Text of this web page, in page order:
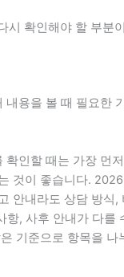
시 확인해야 할 부분
내용을 볼 때 필요한
확인할 때는 가장 먼
것이 좋습니다.
안내라도 상담 방식,
항, 사후 안내가 다를
기준으로 항목을 나